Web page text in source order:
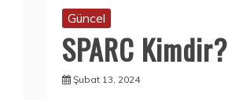
Güncel
SPARC Kimdir?
Şubat 13, 2024